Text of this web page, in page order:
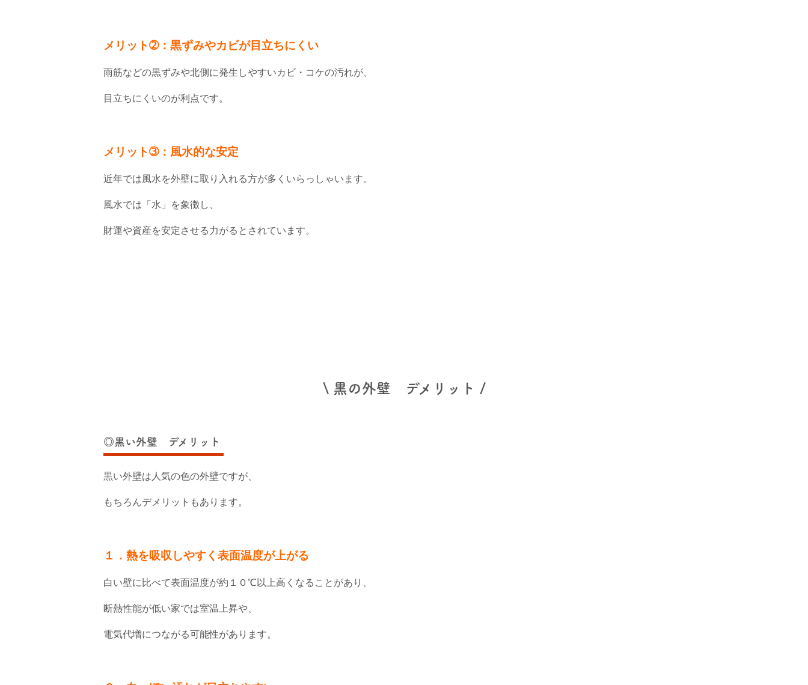
メリット➁：黒ずみやカビが目立ちにくい
雨筋などの黒ずみや北側に発生しやすいカビ・コケの汚れが、
目立ちにくいのが利点です。
メリット➂：風水的な安定
近年では風水を外壁に取り入れる方が多くいらっしゃいます。
風水では「水」を象徴し、
財運や資産を安定させる力がるとされています。
\ 黒の外壁 デメリット /
◎黒い外壁 デメリット
黒い外壁は人気の色の外壁ですが、
もちろんデメリットもあります。
１．熱を吸収しやすく表面温度が上がる
白い壁に比べて表面温度が約１０℃以上高くなることがあり、
断熱性能が低い家では室温上昇や、
電気代増につながる可能性があります。